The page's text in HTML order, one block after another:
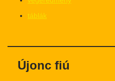
táblák
Újonc fiú